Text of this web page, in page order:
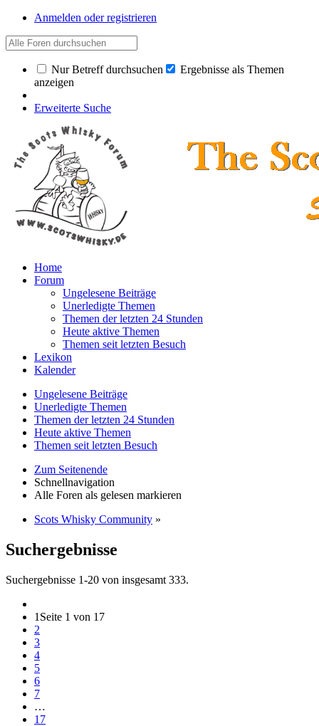
Anmelden oder registrieren
Nur Betreff durchsuchen
Ergebnisse als Themen
anzeigen
Erweiterte Suche
Home
Forum
Ungelesene Beiträge
Unerledigte Themen
Themen der letzten 24 Stunden
Heute aktive Themen
Themen seit letzten Besuch
Lexikon
Kalender
Ungelesene Beiträge
Unerledigte Themen
Themen der letzten 24 Stunden
Heute aktive Themen
Themen seit letzten Besuch
Zum Seitenende
Schnellnavigation
Alle Foren als gelesen markieren
Scots Whisky Community »
Suchergebnisse
Suchergebnisse 1-20 von insgesamt 333.
1 Seite 1 von 17
2
3
4
5
6
7
…
17